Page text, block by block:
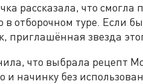
рассказала, что
в отборочном туре. Если
приглашённая звезда
что выбрала рецепт
и начинку без